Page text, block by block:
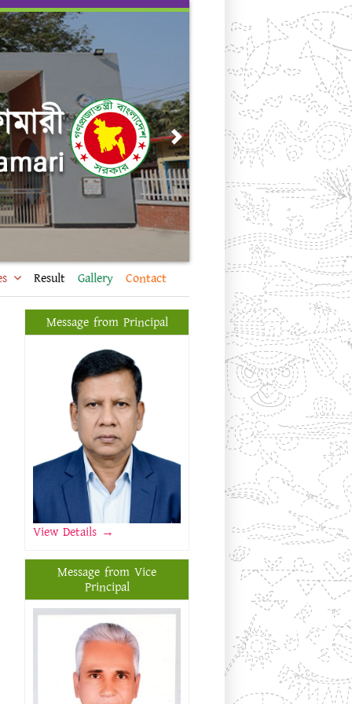
Next
Result Gallery Contact
Message from Principal
View Details →
Message from Vice
Principal